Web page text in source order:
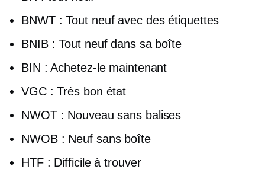
BNWT : Tout neuf avec des étiquettes
BNIB : Tout neuf dans sa boîte
BIN : Achetez-le maintenant
VGC : Très bon état
NWOT : Nouveau sans balises
NWOB : Neuf sans boîte
HTF : Difficile à trouver